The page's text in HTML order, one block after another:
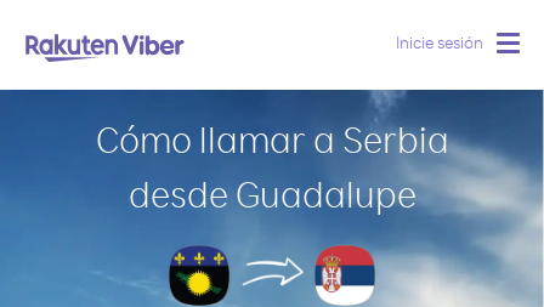
Inicie sesión
Cómo llamar a Serbia
desde Guadalupe